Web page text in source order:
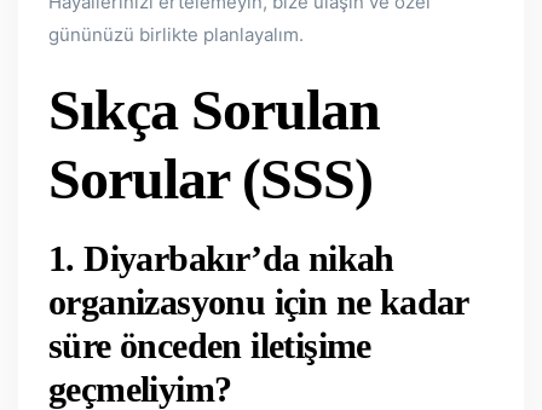
gününüzü birlikte planlayalım.
Sıkça Sorulan
Sorular (SSS)
1. Diyarbakır’da nikah
organizasyonu için ne kadar
süre önceden iletişime
geçmeliyim?